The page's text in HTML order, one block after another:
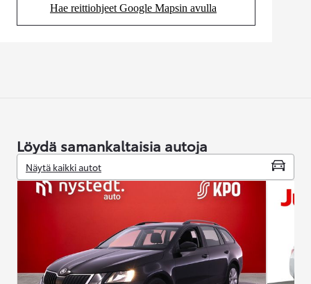
Hae reittiohjeet Google Mapsin avulla
(Aukeaa uudessa välilehdessä)
Löydä samankaltaisia autoja
Näytä kaikki autot